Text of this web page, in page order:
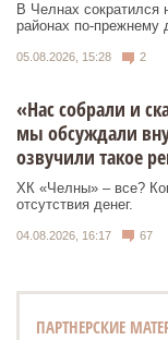
В Челнах
районах по-прежнему
05.08.2026, 15:28 2
«Нас собрали и
мы обсуждали
озвучили такое
ХК «Челны» – все?
отсутствия денег.
04.08.2026, 16:17 67
ПАРТНЕРСКИЕ